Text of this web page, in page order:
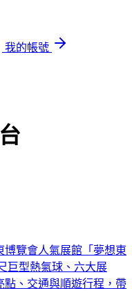
我的帳號
博覽會人氣展館「夢想東
巨型熱氣球、六大展
點、交通與順遊行程，帶